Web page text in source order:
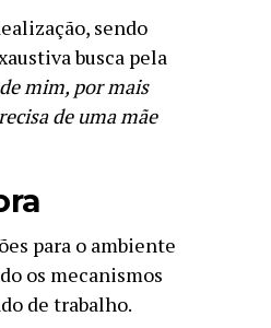
sendo
busca pela
mim, por mais
de uma mãe
para o ambiente
os mecanismos
de trabalho.